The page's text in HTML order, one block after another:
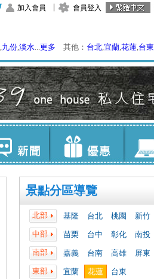
加入會員 會員登入
,九份,淡水...更多 其他： 台北,宜蘭,花蓮,台東
景點分區導覽
北部 基隆 台北 桃園
新竹
中部
苗栗 台中 彰化 南投
南部
嘉義 台南 高雄
屏東
東部
宜蘭 花蓮
台東